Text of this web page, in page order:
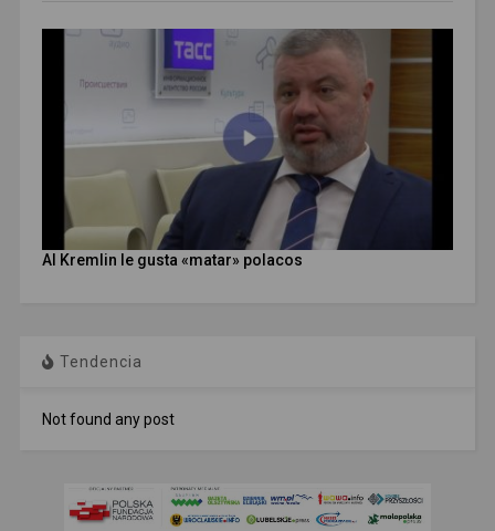
Al Kremlin le gusta «matar» polacos
Tendencia
Not found any post